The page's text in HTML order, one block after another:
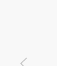
オのタタ